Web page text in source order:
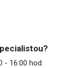
- 16:00 hod.